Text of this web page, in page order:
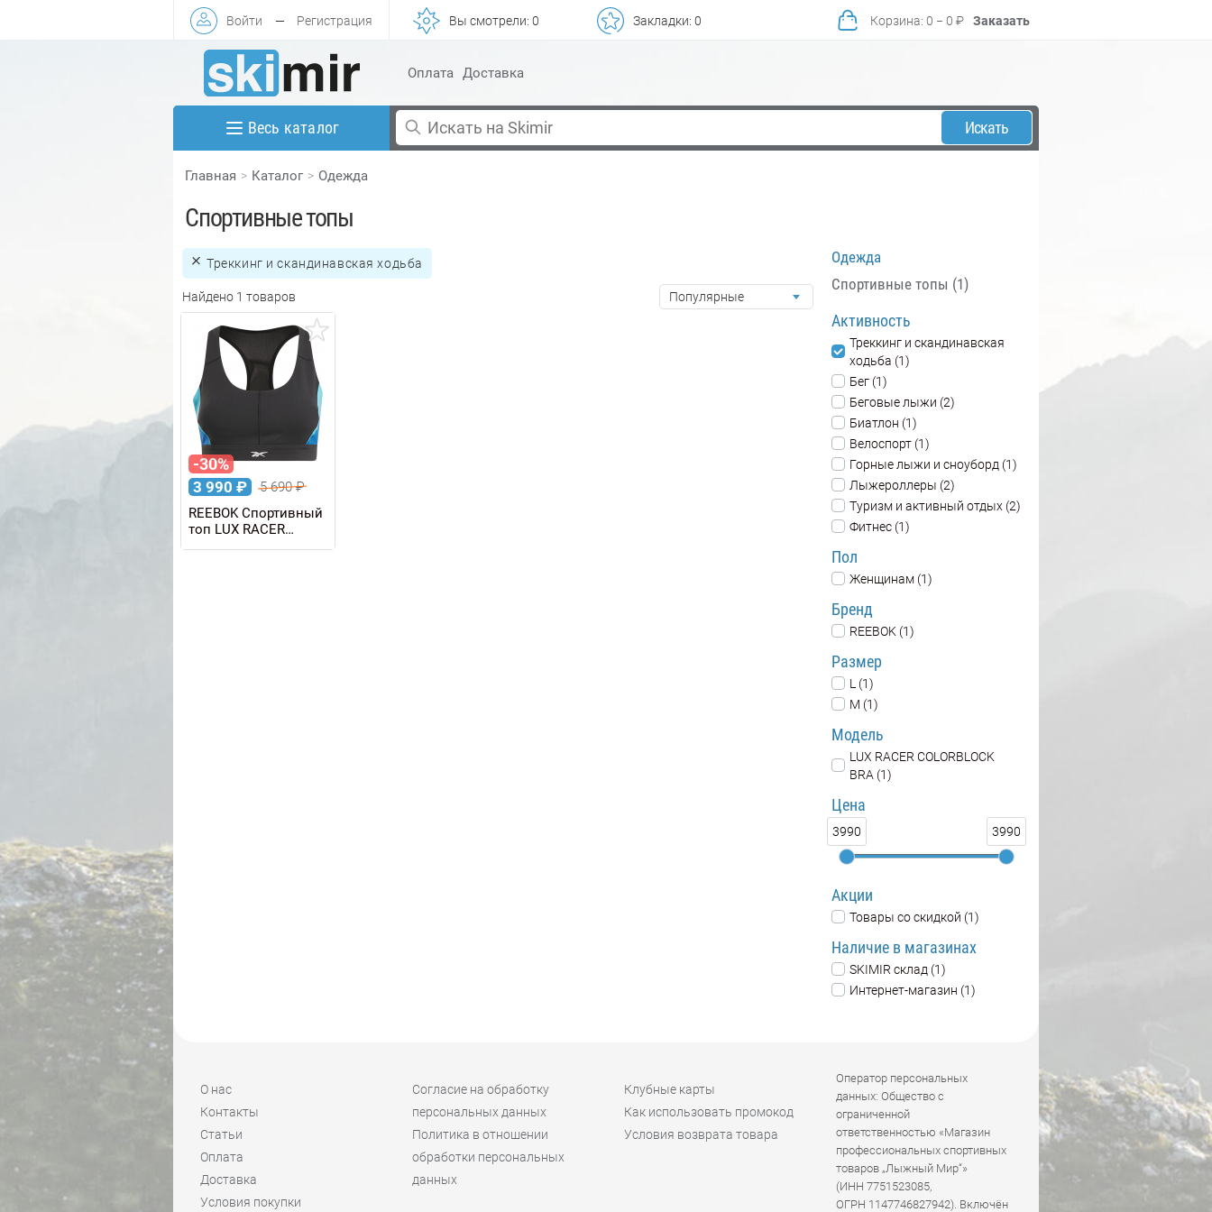
Войти — Регистрация Вы смотрели: 0 Закладки: 0 Корзина: 0 − 0 ₽ Заказать
Оплата Доставка
Весь каталог Искать
Главная Каталог Одежда
Спортивные топы
Треккинг и скандинавская ходьба
Найдено 1 товаров Популярные
-30%
3 990 ₽ 5 690₽
REEBOK Спортивный
топ LUX RACER
COLORBLOCK BRA
Одежда
Спортивные топы (1)
Активность
Треккинг и скандинавская
ходьба (1)
Бег (1)
Беговые лыжи (2)
Биатлон (1)
Велоспорт (1)
Горные лыжи и сноуборд (1)
Лыжероллеры (2)
Туризм и активный отдых (2)
Фитнес (1)
Пол
Женщинам (1)
Бренд
REEBOK (1)
Размер
L (1)
M (1)
Модель
LUX RACER COLORBLOCK
BRA (1)
Цена
3990 3990
Акции
Товары со скидкой (1)
Наличие в магазинах
SKIMIR склад (1)
Интернет-магазин (1)
О нас
Контакты
Статьи
Оплата
Доставка
Условия покупки
Согласие на обработку
персональных данных
Политика в отношении
обработки персональных
данных
Клубные карты
Как использовать промокод
Условия возврата товара
Оператор персональных
данных: Общество с
ограниченной
ответственностью «Магазин
профессиональных спортивных
товаров „Лыжный Мир“»
(ИНН 7751523085,
ОГРН 1147746827942). Включён